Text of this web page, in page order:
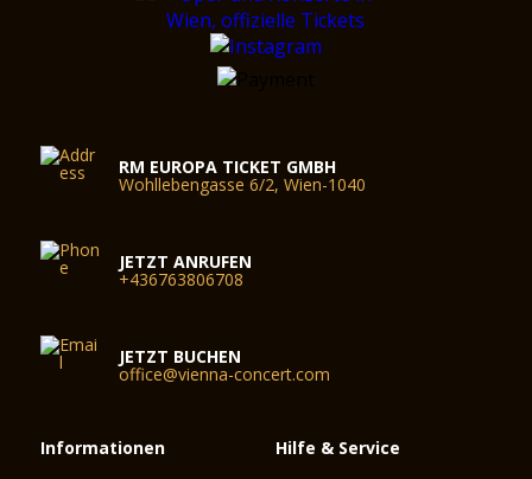
RM EUROPA TICKET GMBH
Wohllebengasse 6/2, Wien-1040
JETZT ANRUFEN
+436763806708
JETZT BUCHEN
office@vienna-concert.com
Informationen Hilfe & Service